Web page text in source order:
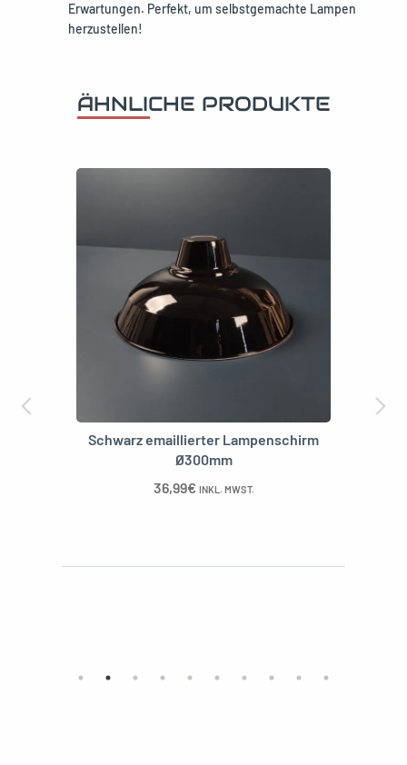
Erwartungen. Perfekt, um selbstgemachte Lampen
herzustellen!
ÄHNLICHE PRODUKTE
Schwarz emaillierter Lampenschirm
Ø300mm
36,99€ INKL. MWST.